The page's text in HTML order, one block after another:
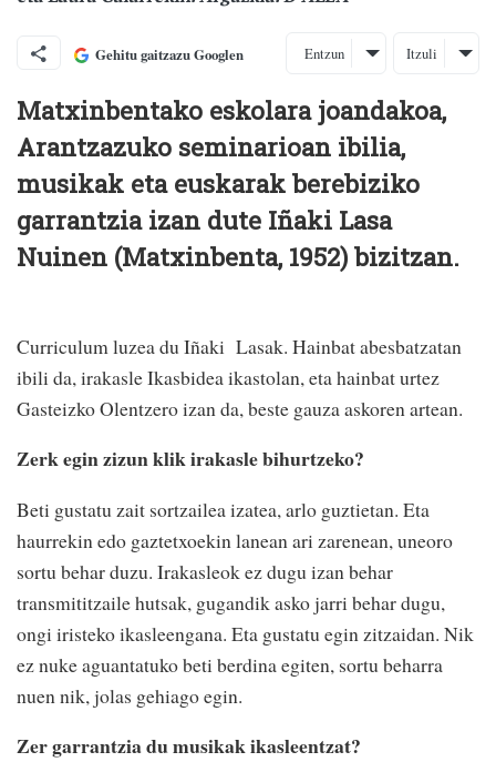
Gehitu gaitzazu Googlen Entzun Itzuli
Matxinbentako eskolara joandakoa,
Arantzazuko seminarioan ibilia,
musikak eta euskarak berebiziko
garrantzia izan dute Iñaki Lasa
Nuinen (Matxinbenta, 1952) bizitzan.
Curriculum luzea du Iñaki Lasak. Hainbat abesbatzatan
ibili da, irakasle Ikasbidea ikastolan, eta hainbat urtez
Gasteizko Olentzero izan da, beste gauza askoren artean.
Zerk egin zizun klik irakasle bihurtzeko?
Beti gustatu zait sortzailea izatea, arlo guztietan. Eta
haurrekin edo gaztetxoekin lanean ari zarenean, uneoro
sortu behar duzu. Irakasleok ez dugu izan behar
transmititzaile hutsak, gugandik asko jarri behar dugu,
ongi iristeko ikasleengana. Eta gustatu egin zitzaidan. Nik
ez nuke aguantatuko beti berdina egiten, sortu beharra
nuen nik, jolas gehiago egin.
Zer garrantzia du musikak ikasleentzat?